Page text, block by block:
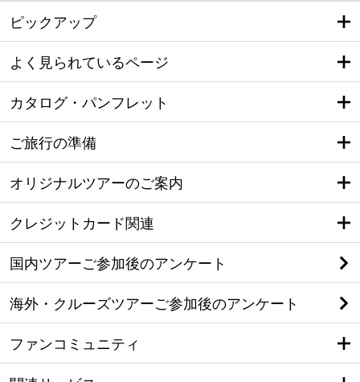
ピックアップ
よく見られているページ
カタログ・パンフレット
ご旅行の準備
オリジナルツアーのご案内
クレジットカード関連
国内ツアーご参加後のアンケート
海外・クルーズツアーご参加後のアンケート
ファンコミュニティ